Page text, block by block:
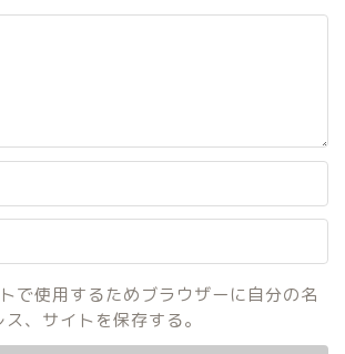
で使用するためブラウザーに自分の名
、サイトを保存する。